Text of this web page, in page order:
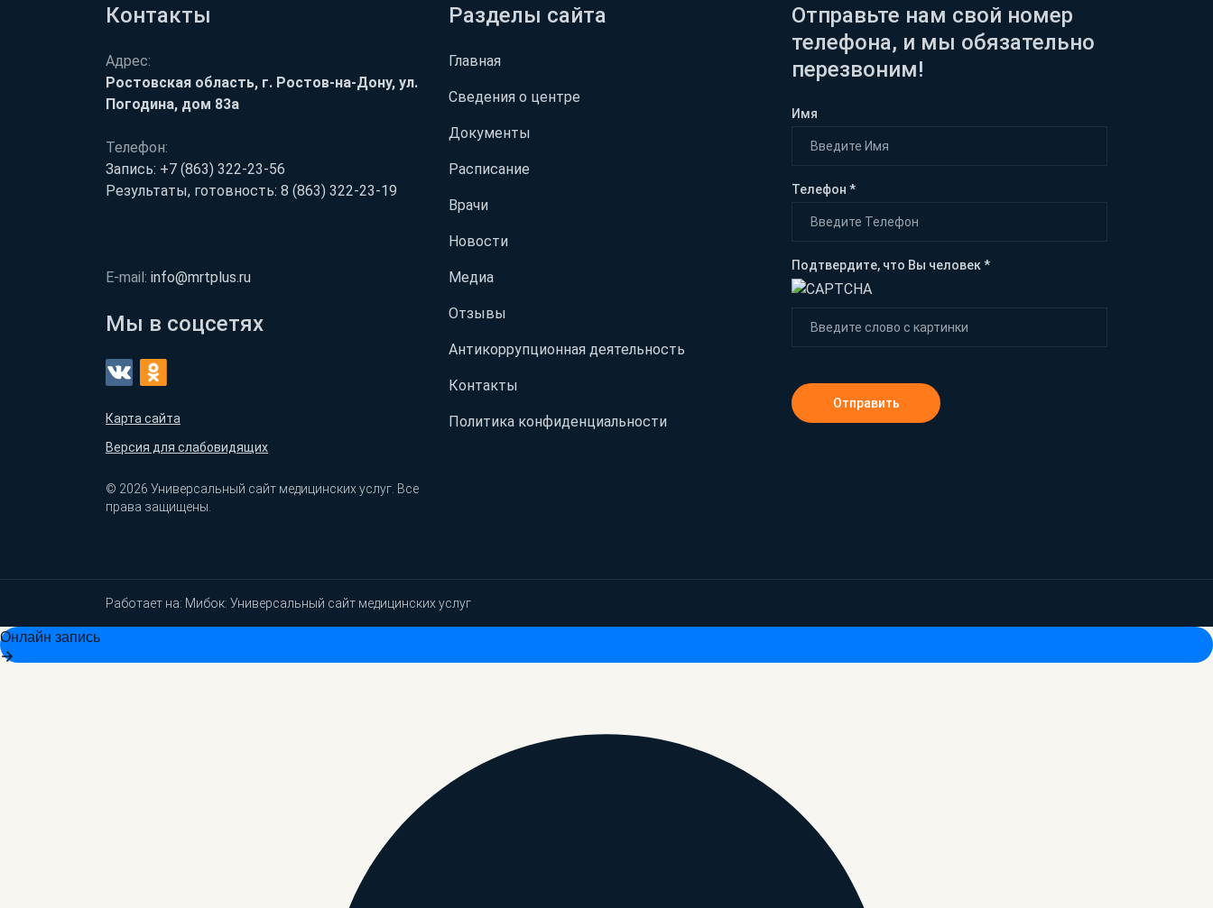
Контакты
Адрес:
Ростовская область, г. Ростов-на-Дону, ул.
Погодина, дом 83а
Телефон:
Запись: +7 (863) 322-23-56
Результаты, готовность: 8 (863) 322-23-19
E-mail: info@mrtplus.ru
Мы в соцсетях
Карта сайта
Версия для слабовидящих
© 2026 Универсальный сайт медицинских услуг. Все
права защищены.
Разделы сайта
Главная
Сведения о центре
Документы
Расписание
Врачи
Новости
Медиа
Отзывы
Антикоррупционная деятельность
Контакты
Политика конфиденциальности
Отправьте нам свой номер
телефона, и мы обязательно
перезвоним!
Имя
Телефон *
Подтвердите, что Вы человек *
Отправить
Работает на: Мибок: Универсальный сайт медицинских услуг